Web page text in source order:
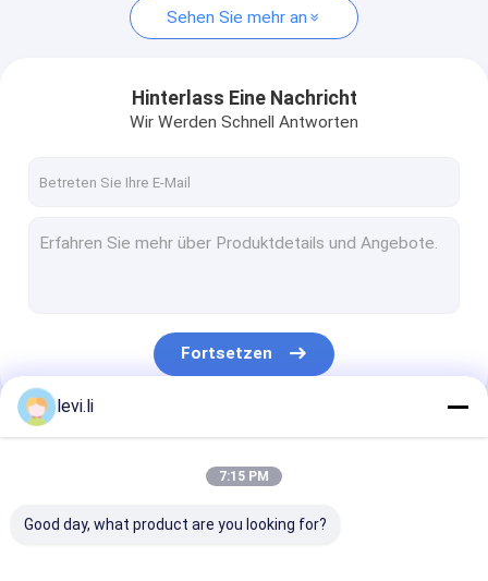
Sehen Sie mehr an
Hinterlass Eine Nachricht
Wir Werden Schnell Antworten
Fortsetzen
Unsere Kategorien
levi.li
7:15 PM
Good day, what product are you looking for?